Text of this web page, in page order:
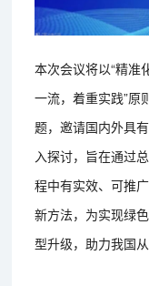
本次会议将以“精准
一流，着重实践”原
题，邀请国内外具
入探讨，旨在通过
程中有实效、可推
新方法，为实现绿
型升级，助力我国